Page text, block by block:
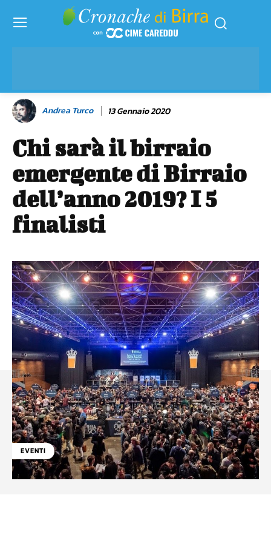
Andrea Turco 13 Gennaio 2020
Chi sarà il birraio
emergente di Birraio
dell’anno 2019? I 5
finalisti
EVENTI